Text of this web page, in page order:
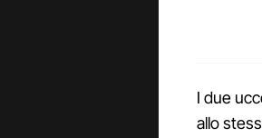
I due
allo